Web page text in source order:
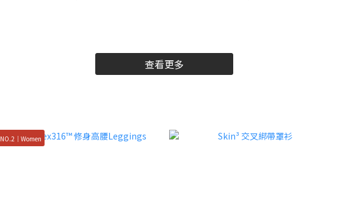
查看更多
NO.2｜Women